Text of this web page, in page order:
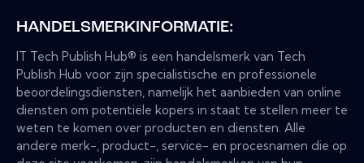
HANDELSMERKINFORMATIE:
IT Tech Publish Hub® is een handelsmerk van Tech
Publish Hub voor zijn specialistische en professionele
beoordelingsdiensten, namelijk het aanbieden van online
diensten om potentiële kopers in staat te stellen meer te
weten te komen over producten en diensten. Alle
andere merk-, product-, service- en procesnamen die op